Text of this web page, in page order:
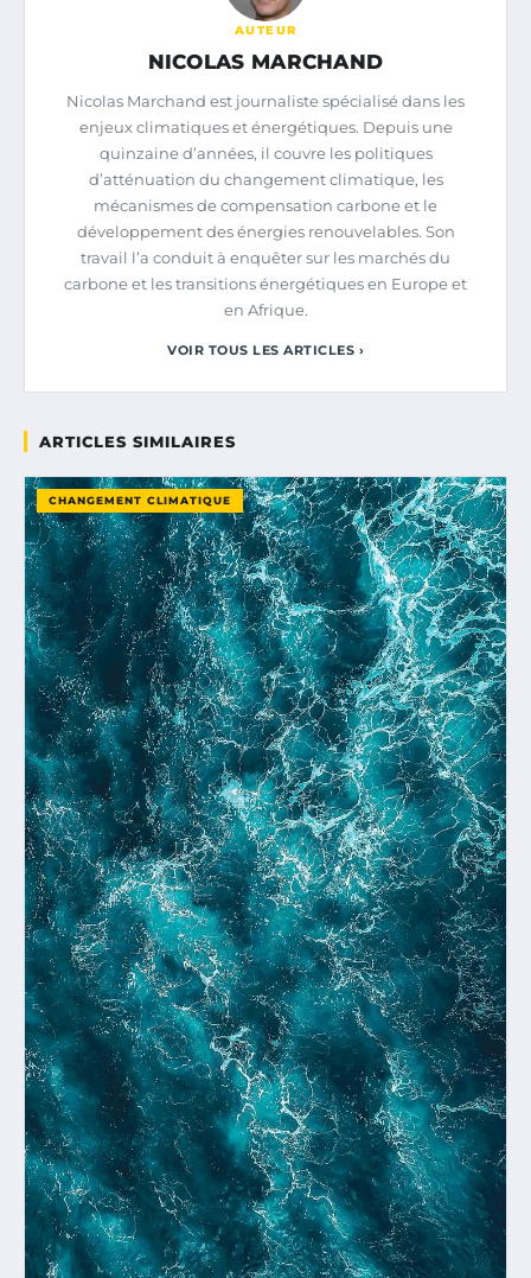
AUTEUR
NICOLAS MARCHAND
Nicolas Marchand est journaliste spécialisé dans les
enjeux climatiques et énergétiques. Depuis une
quinzaine d’années, il couvre les politiques
d’atténuation du changement climatique, les
mécanismes de compensation carbone et le
développement des énergies renouvelables. Son
travail l’a conduit à enquêter sur les marchés du
carbone et les transitions énergétiques en Europe et
en Afrique.
VOIR TOUS LES ARTICLES ›
ARTICLES SIMILAIRES
CHANGEMENT CLIMATIQUE